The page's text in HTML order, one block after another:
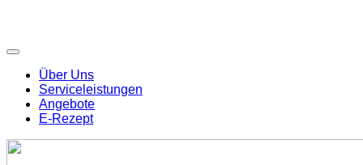
Über Uns
Serviceleistungen
Angebote
E-Rezept